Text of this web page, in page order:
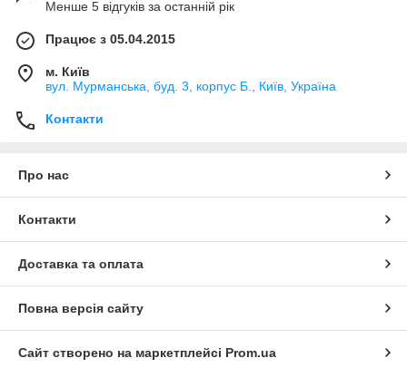
Менше 5 відгуків за останній рік
Працює з 05.04.2015
м. Київ
вул. Мурманська, буд. 3, корпус Б., Київ, Україна
Контакти
Про нас
Контакти
Доставка та оплата
Повна версія сайту
Сайт створено на маркетплейсі Prom.ua